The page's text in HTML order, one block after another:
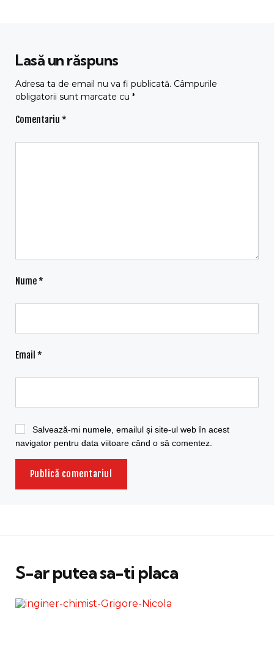
Lasă un răspuns
Adresa ta de email nu va fi publicată. Câmpurile
obligatorii sunt marcate cu *
Comentariu *
Nume*
Email *
Salvează-mi numele, emailul și site-ul web în acest
navigator pentru data viitoare când o să comentez.
S-ar putea sa-ti placa